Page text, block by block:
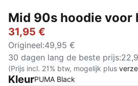
Mid 90s hoodie voor
31,95 €
Origineel:49,95 €
30 dagen lang de beste prijs:
(Prijs incl. 21% btw, mogelijk plus
KleurPUMA Black